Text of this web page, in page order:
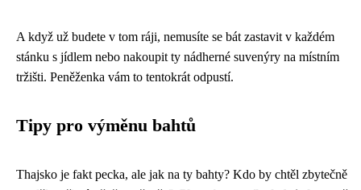
A když už budete v tom ráji, nemusíte se bát zastavit v každém
stánku s jídlem nebo nakoupit ty nádherné suvenýry na místním
tržišti. Peněženka vám to tentokrát odpustí.
Tipy pro výměnu bahtů
Thajsko je fakt pecka, ale jak na ty bahty? Kdo by chtěl zbytečně